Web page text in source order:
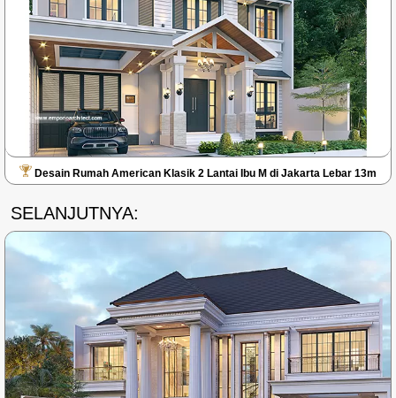
Desain Rumah American Klasik 2 Lantai Ibu M di Jakarta Lebar 13m
SELANJUTNYA: